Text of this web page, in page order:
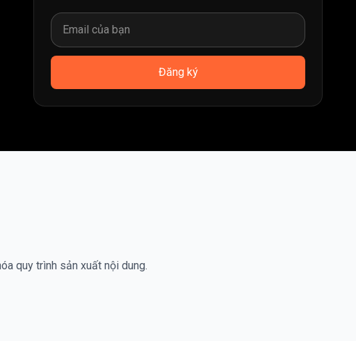
Đăng ký
quy trình sản xuất nội dung.